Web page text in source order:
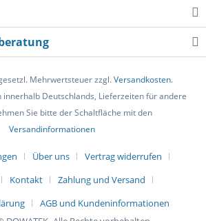
Mehrwertsteuer zzgl.Versandkosten.
Deutschlands, Lieferzeiten für andere
Sie bitte der Schaltfläche mit den
Versandinformationen
Über uns
Vertrag widerrufen
Kontakt
Zahlung und Versand
AGB und Kundeninformationen